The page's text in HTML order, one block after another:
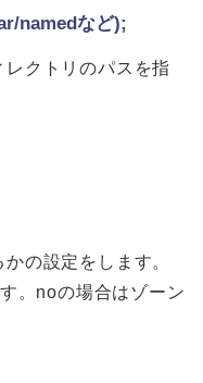
namedなど);
クトリのパスを指
の設定をします。
。noの場合はゾーン